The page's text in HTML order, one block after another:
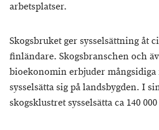
arbetsplatser.
Skogsbruket ger sysselsättning åt
finländare. Skogsbranschen och
bioekonomin erbjuder
sysselsätta sig på landsbygden. I
skogsklustret sysselsätta ca 140